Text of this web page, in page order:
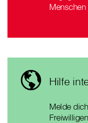
Menschen
Hilfe
Melde